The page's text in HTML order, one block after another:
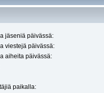
jäseniä päivässä:
viestejä päivässä:
aiheita päivässä:
paikalla: